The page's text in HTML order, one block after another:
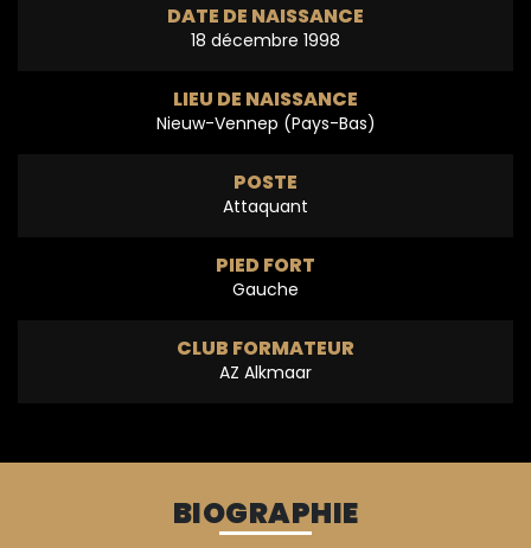
DATE DE NAISSANCE
18 décembre 1998
LIEU DE NAISSANCE
Nieuw-Vennep (Pays-Bas)
POSTE
Attaquant
PIED FORT
Gauche
CLUB FORMATEUR
AZ Alkmaar
BIOGRAPHIE